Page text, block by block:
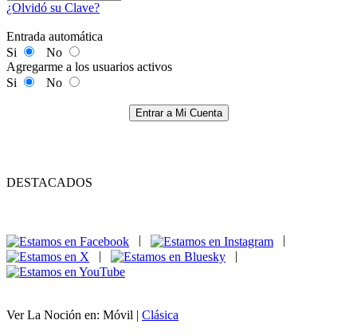
¿Olvidó su Clave?
Entrada automática
Si
No
Agregarme a los usuarios activos
Si
No
Entrar a Mi Cuenta
DESTACADOS
|
|
Ver La Noción en: Móvil | Clásica